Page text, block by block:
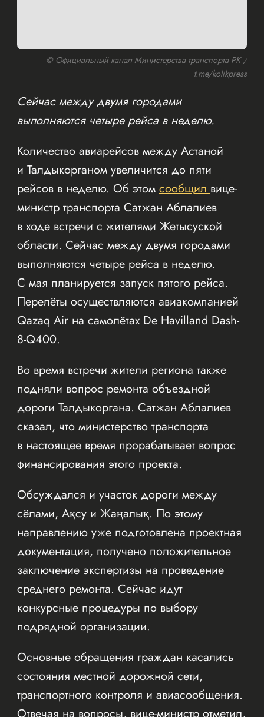
© Официальный канал Министерства транспорта РК /
t.me/kolikpress
Сейчас между двумя городами
выполняются четыре рейса в неделю.
Количество авиарейсов между Астаной
и Талдыкорганом увеличится до пяти
рейсов в неделю. Об этом сообщил вице-
министр транспорта Сатжан Аблалиев
в ходе встречи с жителями Жетысуской
области. Сейчас между двумя городами
выполняются четыре рейса в неделю.
С мая планируется запуск пятого рейса.
Перелёты осуществляются авиакомпанией
Qazaq Air на самолётах De Havilland Dash-
8-Q400.
Во время встречи жители региона также
подняли вопрос ремонта объездной
дороги Талдыкоргана. Сатжан Аблалиев
сказал, что министерство транспорта
в настоящее время прорабатывает вопрос
финансирования этого проекта.
Обсуждался и участок дороги между
сёлами, Ақсу и Жаңалық. По этому
направлению уже подготовлена проектная
документация, получено положительное
заключение экспертизы на проведение
среднего ремонта. Сейчас идут
конкурсные процедуры по выбору
подрядной организации.
Основные обращения граждан касались
состояния местной дорожной сети,
транспортного контроля и авиасообщения.